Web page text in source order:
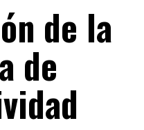
de la
de